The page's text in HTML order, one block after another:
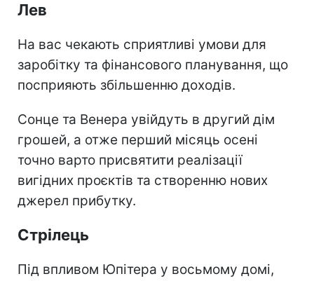
Лев
На вас чекають сприятливі умови для
заробітку та фінансового планування, що
посприяють збільшенню доходів.
Сонце та Венера увійдуть в другий дім
грошей, а отже перший місяць осені
точно варто присвятити реалізації
вигідних проєктів та створенню нових
джерел прибутку.
Стрілець
Під впливом Юпітера у восьмому домі,